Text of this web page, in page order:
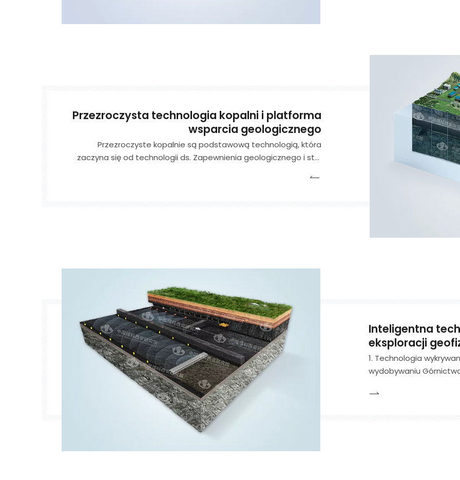
Przezroczysta technologia kopalni i platforma
wsparcia geologicznego
Przezroczyste kopalnie są podstawową technologią, która
zaczyna się od technologii ds. Zapewnienia geologicznego i stoi
Inteligentna
eksploracji
1. Technologia
wydobywaniu
wywołujących